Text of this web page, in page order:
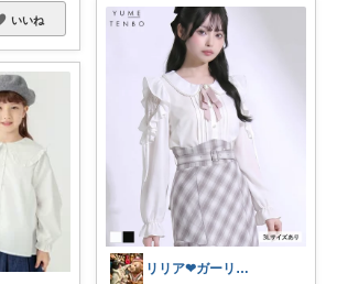
いいね
リリア❤︎ガーリーな暮らし